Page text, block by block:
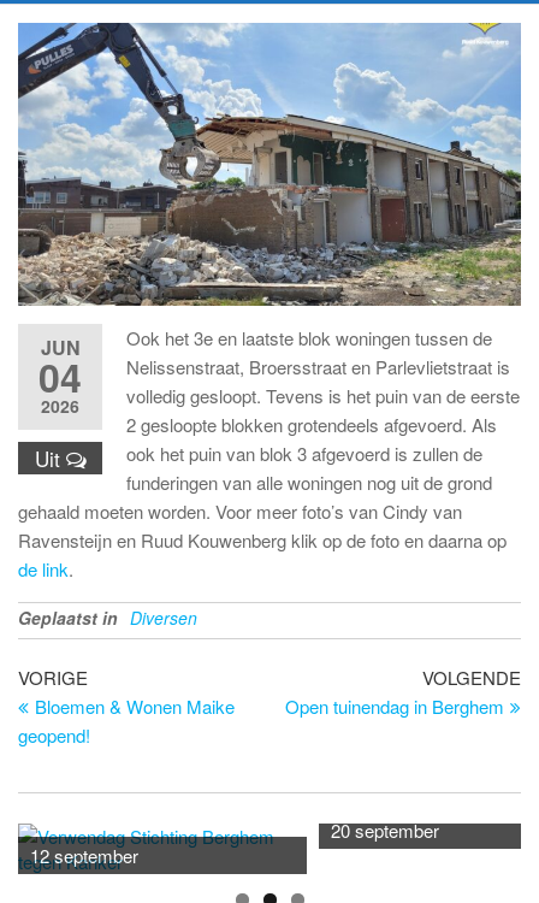
JUN
04
2026
Uit
Ook het 3e en laatste blok woningen tussen de
Nelissenstraat, Broersstraat en Parlevlietstraat is
volledig gesloopt. Tevens is het puin van de eerste
2 gesloopte blokken grotendeels afgevoerd. Als
ook het puin van blok 3 afgevoerd is zullen de
funderingen van alle woningen nog uit de grond
gehaald moeten worden. Voor meer foto’s van Cindy van
Ravensteijn en Ruud Kouwenberg klik op de foto en daarna op
de link.
Geplaatst in Diversen
Bericht
navigatie
Vorig
bericht
VORIGE
Bloemen & Wonen Maike
geopend!
VOLGENDE
Open tuinendag in Berghem
12 september
20 september